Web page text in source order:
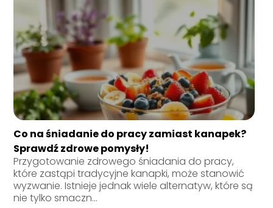
Co na śniadanie do pracy zamiast kanapek?
Sprawdź zdrowe pomysły!
Przygotowanie zdrowego śniadania do pracy,
które zastąpi tradycyjne kanapki, może stanowić
wyzwanie. Istnieje jednak wiele alternatyw, które są
nie tylko smaczn...